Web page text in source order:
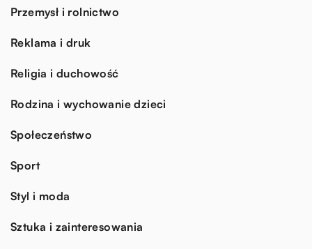
Przemysł i rolnictwo
Reklama i druk
Religia i duchowość
Rodzina i wychowanie dzieci
Społeczeństwo
Sport
Styl i moda
Sztuka i zainteresowania